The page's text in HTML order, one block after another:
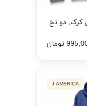
کرک, دو نخ
تومان
J AMERICA